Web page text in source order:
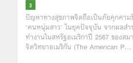
ปัญหาทางสุขภาพจิตถือเป็นภัยคุกคาม
‘คนหนุ่มสาว’ ในยุคปัจจุบัน จากผลสำ
ทำงานในสหรัฐอเมริกาปี 2567 ของส
จิตวิทยาอเมริกัน (The American P…